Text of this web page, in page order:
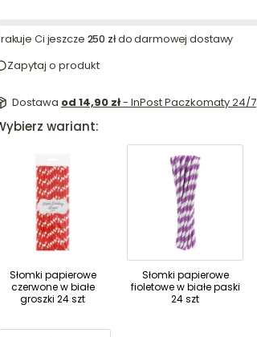
Ci jeszcze 250 złdo darmowej dostawy
Zapytaj o produkt
Dostawa od 14,90 zł- InPost Paczkomaty 24/7
wariant:
Słomki papierowe
czerwone w białe
groszki 24 szt
Słomki papierowe
fioletowe w białe paski
24 szt